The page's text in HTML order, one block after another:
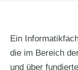
Ein
die im Bereich
und über